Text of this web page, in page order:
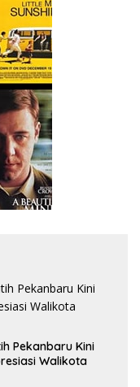
Pekanbaru Kini
Walikota